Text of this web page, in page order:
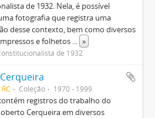
de 1932. Nela, é possível
fotografia que registra uma
desse contexto, bem como diversos
e folhetos ... »
de 1932
Coleção 1970 - 1999
registros do trabalho do
Cerqueira em diversos